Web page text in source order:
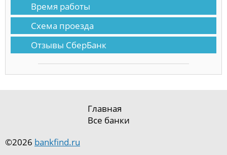
Время работы
Схема проезда
Отзывы СберБанк
Главная
Все банки
©2026 bankfind.ru